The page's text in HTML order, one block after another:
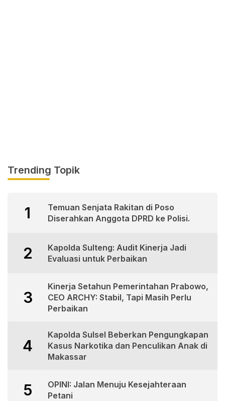
Trending Topik
1
Temuan Senjata Rakitan di Poso
Diserahkan Anggota DPRD ke Polisi.
2
Kapolda Sulteng: Audit Kinerja Jadi
Evaluasi untuk Perbaikan
3
Kinerja Setahun Pemerintahan Prabowo,
CEO ARCHY: Stabil, Tapi Masih Perlu
Perbaikan
4
Kapolda Sulsel Beberkan Pengungkapan
Kasus Narkotika dan Penculikan Anak di
Makassar
5
OPINI: Jalan Menuju Kesejahteraan
Petani